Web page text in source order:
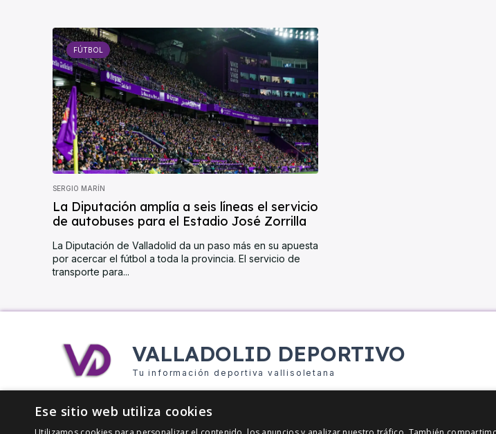
FÚTBOL
SERGIO MARÍN
La Diputación amplía a seis líneas el servicio
de autobuses para el Estadio José Zorrilla
La Diputación de Valladolid da un paso más en su apuesta
por acercar el fútbol a toda la provincia. El servicio de
transporte para...
VALLADOLID DEPORTIVO
Tu información deportiva vallisoletana
Ese sitio web utiliza cookies